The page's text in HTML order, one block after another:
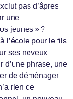
pas d’âpres
une
jeunes » ?
l’école pour le fils
ses neveux
d’une phrase, une
de déménager
rien de